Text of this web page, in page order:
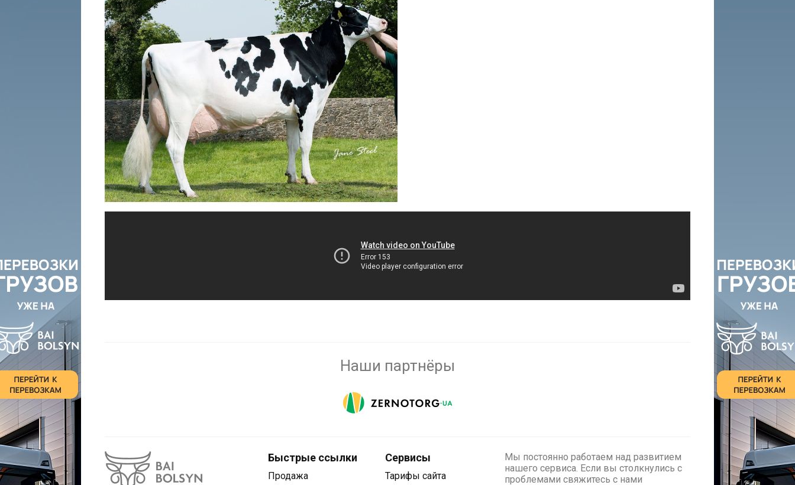
Наши партнёры
Быстрые ссылки
Продажа
Сервисы
Тарифы сайта
Мы постоянно работаем над развитием
нашего сервиса. Если вы столкнулись с
проблемами cвяжитесь с нами